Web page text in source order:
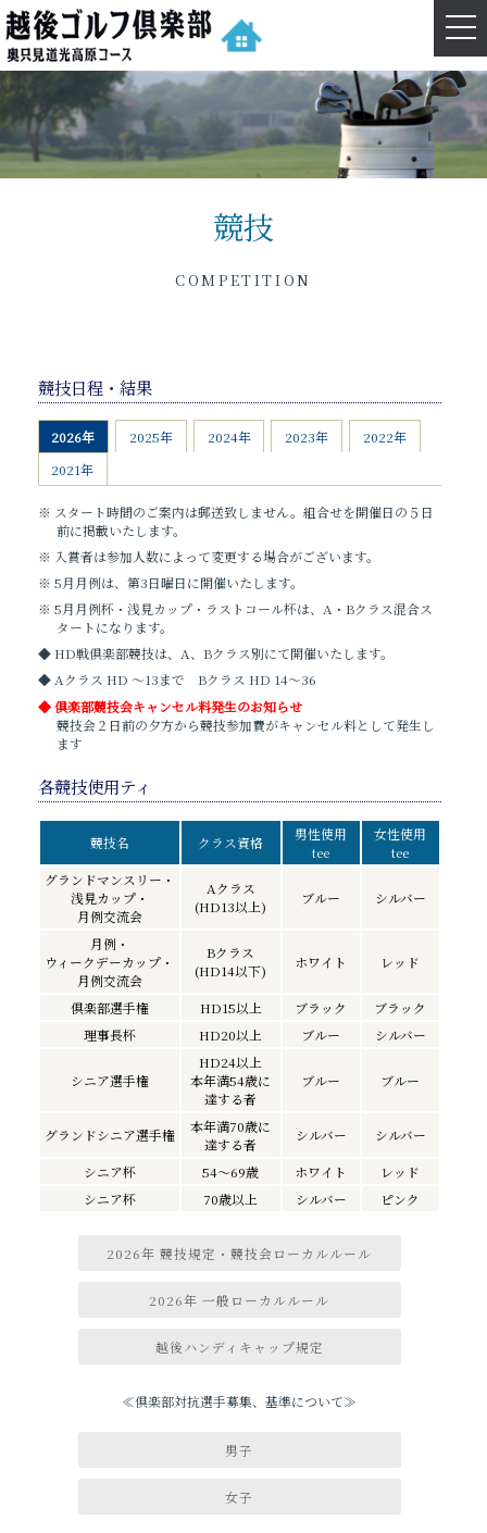
競技
COMPETITION
競技日程・結果
2026年 2025年 2024年 2023年
2022年
2021年
※ スタート時間のご案内は郵送致しません。組合せを開催日の５日
前に掲載いたします。
※ 入賞者は参加人数によって変更する場合がございます。
※ 5月月例は、第3日曜日に開催いたします。
※ 5月月例杯・浅見カップ・ラストコール杯は、A・Bクラス混合ス
タートになります。
◆ HD戦倶楽部競技は、A、Bクラス別にて開催いたします。
◆ Aクラス HD ～13まで Bクラス HD 14～36
◆ 倶楽部競技会キャンセル料発生のお知らせ
競技会２日前の夕方から競技参加費がキャンセル料として発生し
ます
各競技使用ティ
競技名 クラス資格
男性使用
tee
女性使用
tee
グランドマンスリー・
浅見カップ・
月例交流会
Aクラス
(HD13以上) ブルー シルバー
月例・
ウィークデーカップ・
月例交流会
Bクラス
(HD14以下)
ホワイト レッド
倶楽部選手権 HD15以上 ブラック
ブラック
理事長杯
HD20以上 ブルー シルバー
シニア選手権
HD24以上
本年満54歳に
達する者
ブルー ブルー
グランドシニア選手権
本年満70歳に
達する者
シルバー
シルバー
シニア杯
54～69歳 ホワイト
レッド
シニア杯
70歳以上 シルバー ピンク
2026年 競技規定・競技会ローカルルール
2026年 一般ローカルルール
越後ハンディキャップ規定
≪倶楽部対抗選手募集、基準について≫
男子
女子